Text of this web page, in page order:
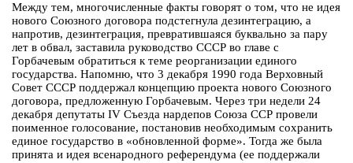
Между тем, многочисленные факты говорят о том, что не идея
нового Союзного договора подстегнула дезинтеграцию, а
напротив, дезинтеграция, превратившаяся буквально за пару
лет в обвал, заставила руководство СССР во главе с
Горбачевым обратиться к теме реорганизации единого
государства. Напомню, что 3 декабря 1990 года Верховный
Совет СССР поддержал концепцию проекта нового Союзного
договора, предложенную Горбачевым. Через три недели 24
декабря депутаты IV Съезда нардепов Союза ССР провели
поименное голосование, постановив необходимым сохранить
единое государство в «обновленной форме». Тогда же была
принята и идея всенародного референдума (ее поддержали